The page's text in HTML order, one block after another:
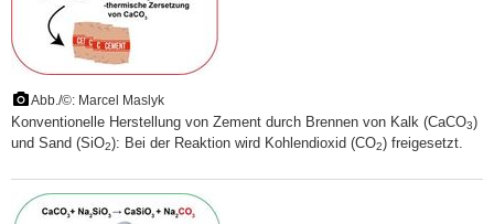
Abb./©: Marcel Maslyk
Konventionelle Herstellung von Zement durch Brennen von Kalk (CaCO3)
und Sand (SiO2): Bei der Reaktion wird Kohlendioxid (CO2) freigesetzt.